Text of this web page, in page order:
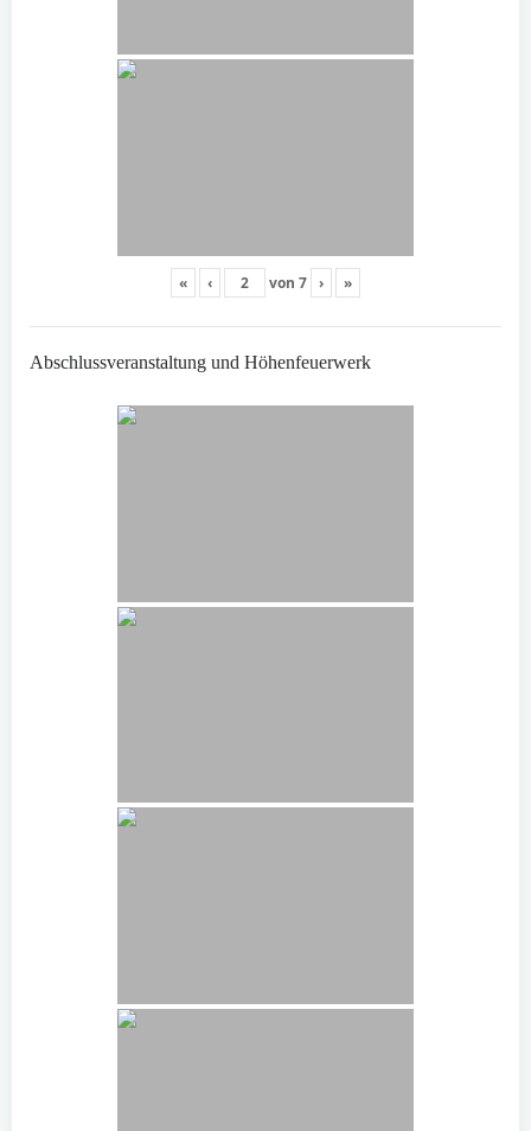
« ‹ von 7 › »
Abschlussveranstaltung und Höhenfeuerwerk